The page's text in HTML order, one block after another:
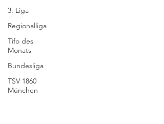
3. Liga
Regionalliga
Tifo des
Monats
Bundesliga
TSV 1860
München